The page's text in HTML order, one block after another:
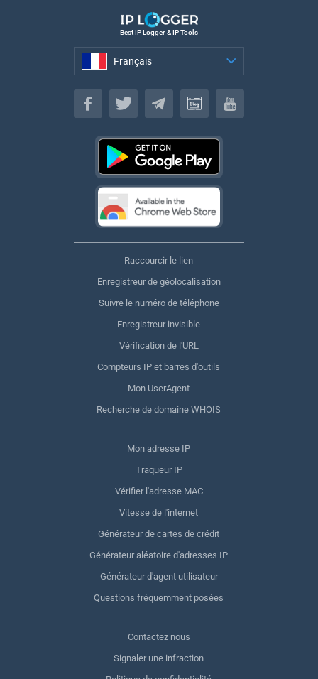
Best IP Logger & IP Tools
Français
Français
Raccourcir le lien
Enregistreur de géolocalisation
Suivre le numéro de téléphone
Enregistreur invisible
Vérification de l'URL
Compteurs IP et barres d'outils
Mon UserAgent
Recherche de domaine WHOIS
Mon adresse IP
Traqueur IP
Vérifier l'adresse MAC
Vitesse de l'internet
Générateur de cartes de crédit
Générateur aléatoire d'adresses IP
Générateur d'agent utilisateur
Questions fréquemment posées
Contactez nous
Signaler une infraction